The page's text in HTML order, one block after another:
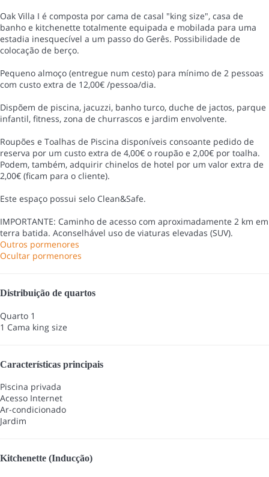
Oak Villa I é composta por cama de casal "king size", casa de
banho e kitchenette totalmente equipada e mobilada para uma
estadia inesquecível a um passo do Gerês. Possibilidade de
colocação de berço.
Pequeno almoço (entregue num cesto) para mínimo de 2 pessoas
com custo extra de 12,00€ /pessoa/dia.
Dispõem de piscina, jacuzzi, banho turco, duche de jactos, parque
infantil, fitness, zona de churrascos e jardim envolvente.
Roupões e Toalhas de Piscina disponíveis consoante pedido de
reserva por um custo extra de 4,00€ o roupão e 2,00€ por toalha.
Podem, também, adquirir chinelos de hotel por um valor extra de
2,00€ (ficam para o cliente).
Este espaço possui selo Clean&Safe.
IMPORTANTE: Caminho de acesso com aproximadamente 2 km em
terra batida. Aconselhável uso de viaturas elevadas (SUV).
Outros pormenores
Ocultar pormenores
Distribuição de quartos
Quarto 1
1 Cama king size
Características principais
Piscina privada
Acesso Internet
Ar-condicionado
Jardim
Kitchenette (Inducção)